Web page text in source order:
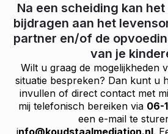
Na een scheiding kan
bijdragen aan het
partner en/of de
van je
Wilt u graag de mogelijkheden
situatie bespreken? Dan kunt u
invullen of direct contact met
mij telefonisch bereiken via 06-
een e-mail te